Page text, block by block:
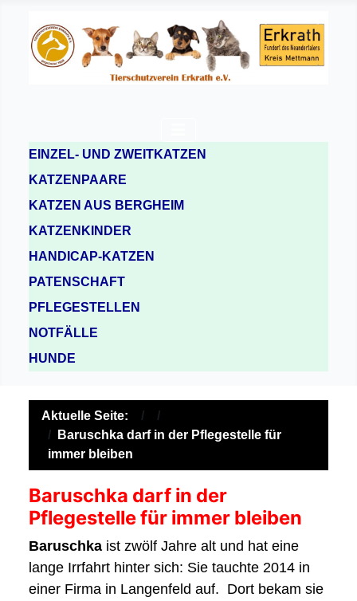
EINZEL- UND ZWEITKATZEN
KATZENPAARE
KATZEN AUS BERGHEIM
KATZENKINDER
HANDICAP-KATZEN
PATENSCHAFT
PFLEGESTELLEN
NOTFÄLLE
HUNDE
Aktuelle Seite:
Baruschka darf in der Pflegestelle für
immer bleiben
Baruschka darf in der
Pflegestelle für immer bleiben
Baruschka ist zwölf Jahre alt und hat eine
lange Irrfahrt hinter sich: Sie tauchte 2014 in
einer Firma in Langenfeld auf. Dort bekam sie